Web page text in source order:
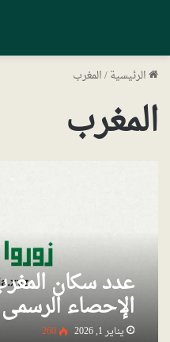
الرئيسية/المغرب
المغرب
الإحصاء الرسمي
يناير 1, 2026 260